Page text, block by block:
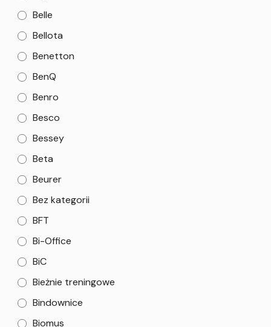
Belle
Bellota
Benetton
BenQ
Benro
Besco
Bessey
Beta
Beurer
Bez kategorii
BFT
Bi-Office
BiC
Bieżnie treningowe
Bindownice
Biomus